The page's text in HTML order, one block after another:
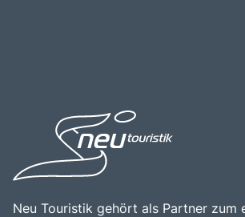
Neu Touristik gehört als Partner zum